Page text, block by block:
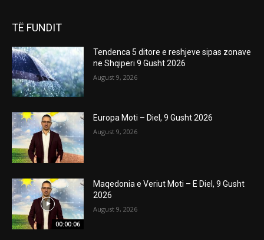
TË FUNDIT
Tendenca 5 ditore e reshjeve sipas zonave
ne Shqiperi 9 Gusht 2026
August 9, 2026
Europa Moti – Diel, 9 Gusht 2026
August 9, 2026
00:00:06
Maqedonia e Veriut Moti – E Diel, 9 Gusht
2026
August 9, 2026